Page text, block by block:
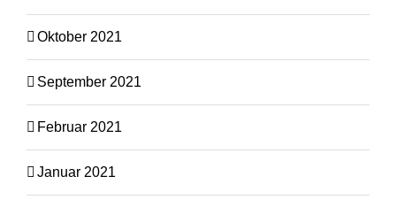
Oktober 2021
September 2021
Februar 2021
Januar 2021